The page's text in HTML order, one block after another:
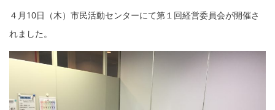
４月10日（木）市民活動センターにて第１回経営委員会が開催さ
れました。